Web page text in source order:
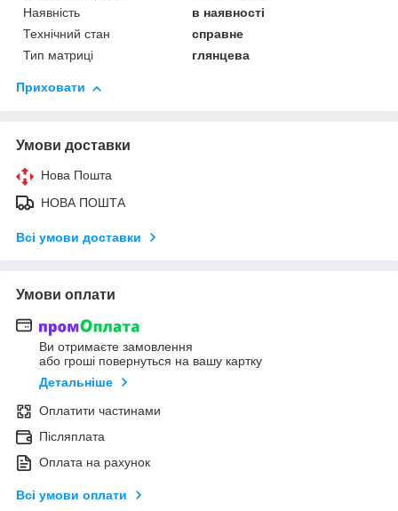
Наявність
в наявності
Технічний стан
справне
Тип матриці
глянцева
Приховати
Умови доставки
Нова Пошта
НОВА ПОШТА
Всі умови доставки
Умови оплати
Ви отримаєте замовлення
або гроші повернуться на вашу картку
Детальніше
Оплатити частинами
Післяплата
Оплата на рахунок
Всі умови оплати